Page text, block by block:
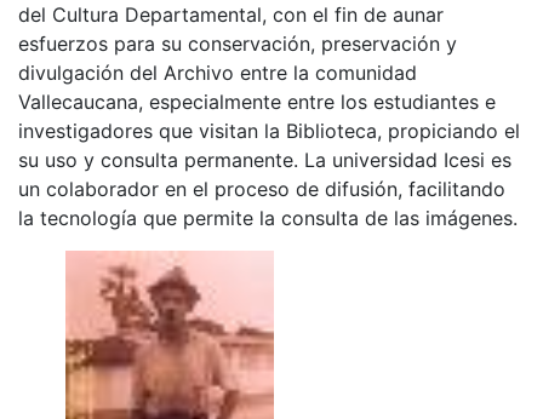
del Cultura Departamental, con el fin de aunar
esfuerzos para su conservación, preservación y
divulgación del Archivo entre la comunidad
Vallecaucana, especialmente entre los estudiantes e
investigadores que visitan la Biblioteca, propiciando el
su uso y consulta permanente. La universidad Icesi es
un colaborador en el proceso de difusión, facilitando
la tecnología que permite la consulta de las imágenes.